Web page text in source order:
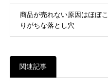
商品が売れない原因はほぼ
りがちな落とし穴
関連記事